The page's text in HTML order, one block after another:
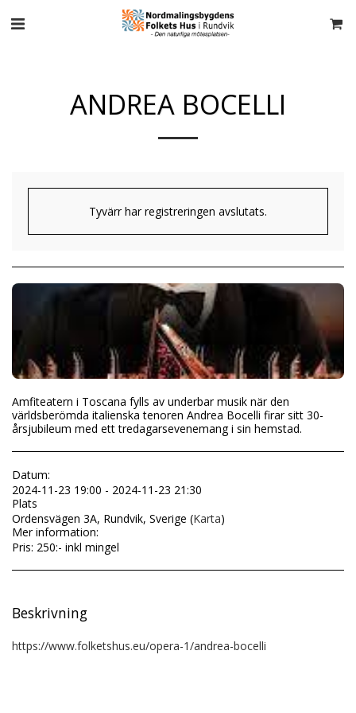
ANDREA BOCELLI
Tyvärr har registreringen avslutats.
Amfiteatern i Toscana fylls av underbar musik när den
världsberömda italienska tenoren Andrea Bocelli firar sitt 30-
årsjubileum med ett tredagarsevenemang i sin hemstad.
Datum:
2024-11-23 19:00 - 2024-11-23 21:30
Plats
Ordensvägen 3A, Rundvik, Sverige (Karta)
Mer information:
Pris: 250:- inkl mingel
Beskrivning
https://www.folketshus.eu/opera-1/andrea-bocelli